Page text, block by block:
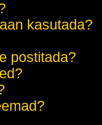
kasutada?
postitada?